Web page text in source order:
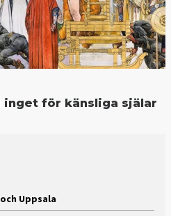
inget för känsliga själar
Uppsala